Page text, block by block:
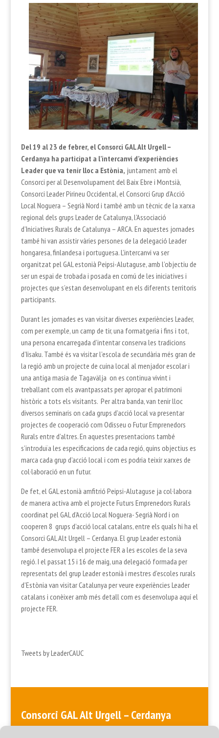
Del 19 al 23 de febrer, el Consorci GAL Alt Urgell –
Cerdanya ha participat a l’intercanvi d’experiències
Leader que va tenir lloc a Estònia, juntament amb el
Consorci per al Desenvolupament del Baix Ebre i Montsià,
Consorci Leader Pirineu Occidental, el Consorci Grup d’Acció
Local Noguera – Segrià Nord i també amb un tècnic de la xarxa
regional dels grups Leader de Catalunya, l’Associació
d’Iniciatives Rurals de Catalunya – ARCA. En aquestes jornades
també hi van assistir vàries persones de la delegació Leader
hongaresa, finlandesa i portuguesa. L’intercanvi va ser
organitzat pel GAL estonià Peipsi-Alutaguse, amb l’objectiu de
ser un espai de trobada i posada en comú de les iniciatives i
projectes que s’estan desenvolupant en els diferents territoris
participants.
Durant les jornades es van visitar diverses experiències Leader,
com per exemple, un camp de tir, una formatgeria i fins i tot,
una persona encarregada d’intentar conserva les tradicions
d’Iisaku. També és va visitar l’escola de secundària més gran de
la regió amb un projecte de cuina local al menjador escolar i
una antiga masia de Tagavälja on es continua vivint i
treballant com els avantpassats per apropar el patrimoni
històric a tots els visitants. Per altra banda, van tenir lloc
diversos seminaris on cada grups d’acció local va presentar
projectes de cooperació com Odisseu o Futur Emprenedors
Rurals entre d’altres. En aquestes presentacions també
s’introduïa les especificacions de cada regió, quins objectius es
marca cada grup d’acció local i com es podria teixir xarxes de
col·laboració en un futur.
De fet, el GAL estonià amfitrió Peipsi-Alutaguse ja col·labora
de manera activa amb el projecte Futurs Emprenedors Rurals
coordinat pel GAL d’Acció Local Noguera- Segrià Nord i on
cooperen 8 grups d’acció local catalans, entre els quals hi ha el
Consorci GAL Alt Urgell – Cerdanya. El grup Leader estonià
també desenvolupa el projecte FER a les escoles de la seva
regió. I el passat 15 i 16 de maig, una delegació formada per
representats del grup Leader estonià i mestres d’escoles rurals
d’Estònia van visitar Catalunya per veure experiències Leader
catalans i conèixer amb més detall com es desenvolupa aquí el
projecte FER.
Tweets by LeaderCAUC
Consorci GAL Alt Urgell – Cerdanya